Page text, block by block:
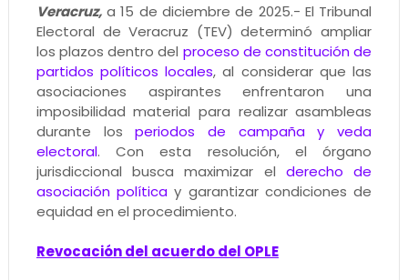
Veracruz,a 15 de diciembre de 2025.- El Tribunal
Electoral de Veracruz (TEV) determinó ampliar
los plazos dentro del proceso de constitución de
partidos políticos locales, al considerar que las
asociaciones aspirantes enfrentaron una
imposibilidad material para realizar asambleas
durante losperiodos de campaña y veda
electoral. Con esta resolución, el órgano
jurisdiccional busca maximizar el derecho de
asociación política y garantizar condiciones de
equidad en el procedimiento.
Revocación del acuerdo del OPLE